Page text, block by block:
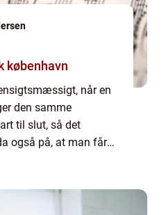
københavn
når en
den samme
til slut, så det
også på, at man får